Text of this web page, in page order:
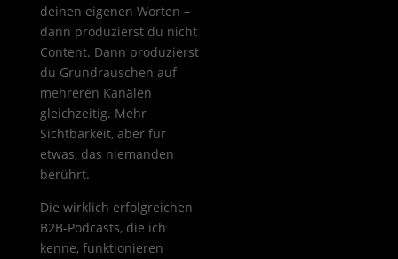
deinen eigenen Worten –
dann produzierst du nicht
Content. Dann produzierst
du Grundrauschen auf
mehreren Kanälen
gleichzeitig. Mehr
Sichtbarkeit, aber für
etwas, das niemanden
berührt.
Die wirklich erfolgreichen
B2B-Podcasts, die ich
kenne, funktionieren